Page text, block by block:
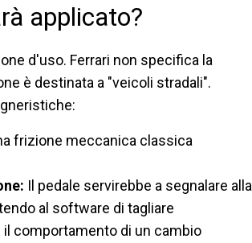
applicato?
d'uso. Ferrari non specifica la
è destinata a "veicoli stradali".
frizione meccanica classica
Il pedale servirebbe a segnalare alla
al software di tagliare
comportamento di un cambio